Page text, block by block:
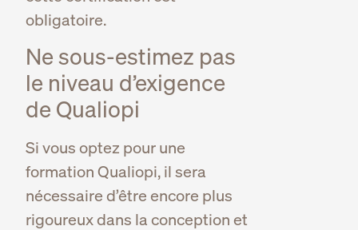
obligatoire.
Ne sous-estimez pas
le niveau d’exigence
de Qualiopi
Si vous optez pour une
formation Qualiopi, il sera
nécessaire d’être encore plus
rigoureux dans la conception et